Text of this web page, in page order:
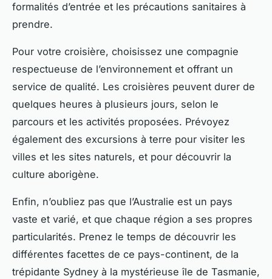
formalités d’entrée et les précautions sanitaires à
prendre.
Pour votre croisière, choisissez une compagnie
respectueuse de l’environnement et offrant un
service de qualité. Les croisières peuvent durer de
quelques heures à plusieurs jours, selon le
parcours et les activités proposées. Prévoyez
également des excursions à terre pour visiter les
villes et les sites naturels, et pour découvrir la
culture aborigène.
Enfin, n’oubliez pas que l’Australie est un pays
vaste et varié, et que chaque région a ses propres
particularités. Prenez le temps de découvrir les
différentes facettes de ce pays-continent, de la
trépidante Sydney à la mystérieuse île de Tasmanie,